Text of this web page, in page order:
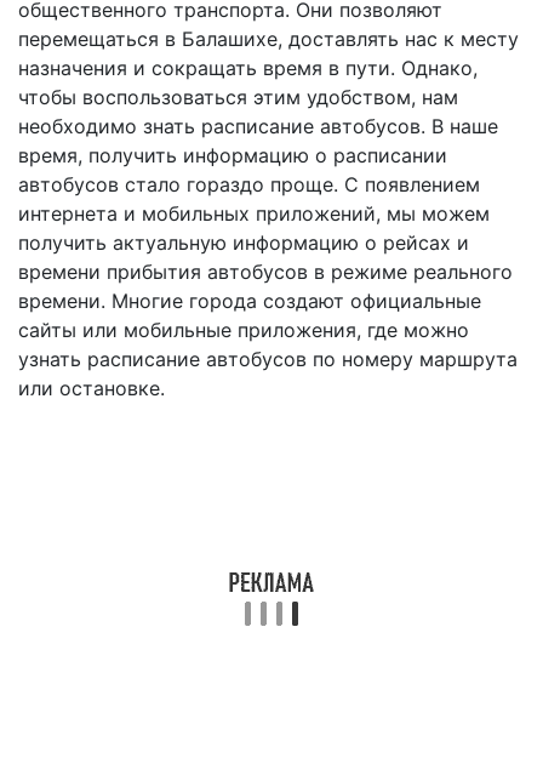
общественного транспорта. Они позволяют
перемещаться в Балашихе, доставлять нас к месту
назначения и сокращать время в пути. Однако,
чтобы воспользоваться этим удобством, нам
необходимо знать расписание автобусов. В наше
время, получить информацию о расписании
автобусов стало гораздо проще. С появлением
интернета и мобильных приложений, мы можем
получить актуальную информацию о рейсах и
времени прибытия автобусов в режиме реального
времени. Многие города создают официальные
сайты или мобильные приложения, где можно
узнать расписание автобусов по номеру маршрута
или остановке.